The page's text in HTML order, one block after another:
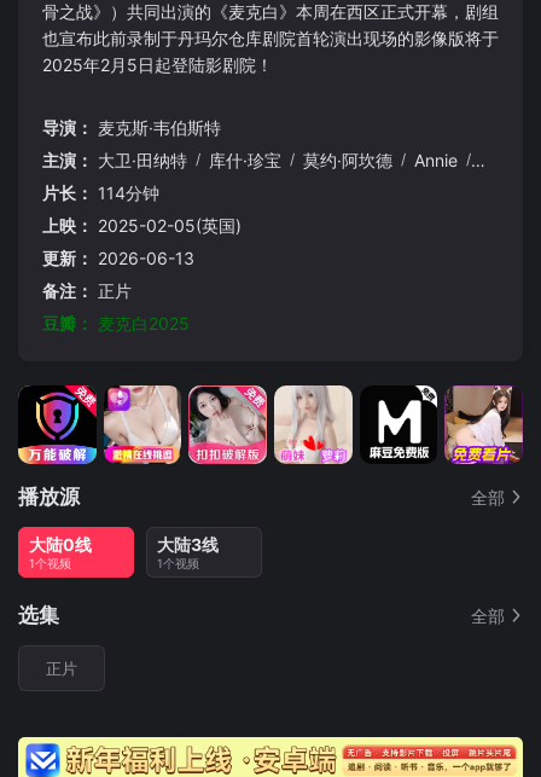
骨之战》）共同出演的《麦克白》本周在西区正式开幕，剧组
也宣布此前录制于丹玛尔仓库剧院首轮演出现场的影像版将于
2025年2月5日起登陆影剧院！
导演： 麦克斯·韦伯斯特
主演： 大卫·田纳特 / 库什·珍宝 / 莫约·阿坎德 / Annie / Grace
片长： 114分钟
上映： 2025-02-05(英国)
更新： 2026-06-13
备注： 正片
豆瓣： 麦克白2025
播放源 全部
大陆0线
1个视频
大陆3线
1个视频
选集 全部
正片